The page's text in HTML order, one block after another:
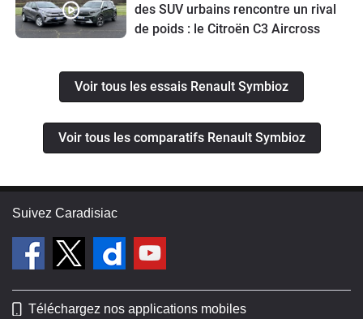
des SUV urbains rencontre un rival
de poids : le Citroën C3 Aircross
Voir tous les essais Renault Symbioz
Voir tous les comparatifs Renault Symbioz
Suivez Caradisiac
Téléchargez nos applications mobiles